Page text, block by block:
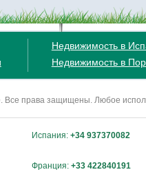
Недвижимость в
Недвижимость в
права защищены. Любое
Испания: +34 937370082
Франция: +33 422840191